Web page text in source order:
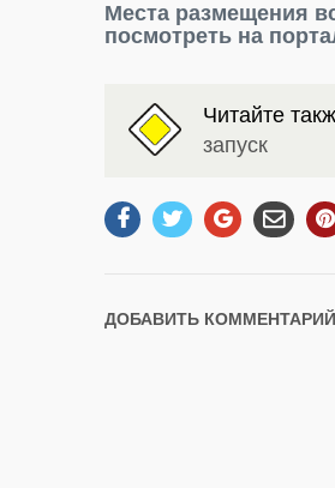
Места размещения
посмотреть на
Читайте
запуск
ДОБАВИТЬ КОММЕНТАРИЙ